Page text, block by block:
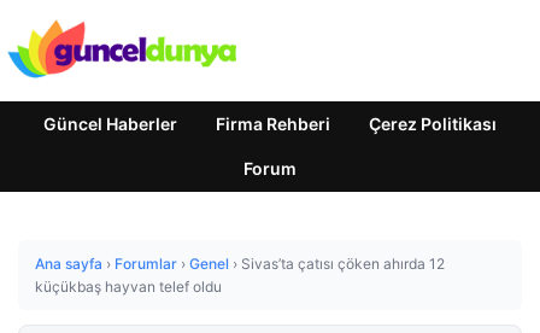
Güncel Haberler Firma Rehberi Çerez Politikası
Forum
Ana sayfa › Forumlar › Genel › Sivas’ta çatısı çöken ahırda 12
küçükbaş hayvan telef oldu